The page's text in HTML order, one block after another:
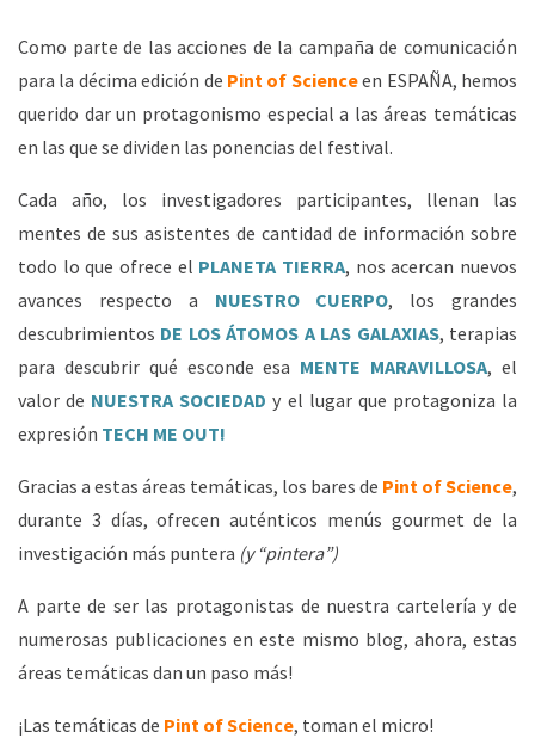
Como parte de las acciones de la campaña de comunicación
para la décima edición de Pint of Scienceen ESPAÑA, hemos
querido dar un protagonismo especial a las áreas temáticas
en las que se dividen las ponencias del festival.
Cada año, los investigadores participantes, llenan las
mentes de sus asistentes de cantidad de información sobre
todo lo que ofrece el PLANETA TIERRA, nos acercan nuevos
avances respecto a NUESTRO CUERPO, los grandes
descubrimientos DE LOS ÁTOMOS A LAS GALAXIAS, terapias
para descubrir qué esconde esa MENTE MARAVILLOSA, el
valor de NUESTRA SOCIEDAD y el lugar que protagoniza la
expresión TECH ME OUT!
Gracias a estas áreas temáticas, los bares de Pint of Science,
durante 3 días, ofrecen auténticos menús gourmet de la
investigación más puntera (y “pintera”)
A parte de ser las protagonistas de nuestra cartelería y de
numerosas publicaciones en este mismo blog, ahora, estas
áreas temáticas dan un paso más!
¡Las temáticas de Pint of Science, toman el micro!